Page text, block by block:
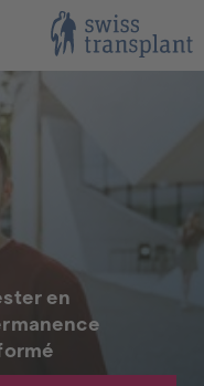
Médias
en